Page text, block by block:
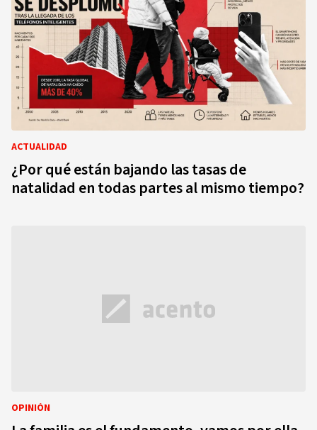
ACTUALIDAD
¿Por qué están bajando las tasas de
natalidad en todas partes al mismo tiempo?
OPINIÓN